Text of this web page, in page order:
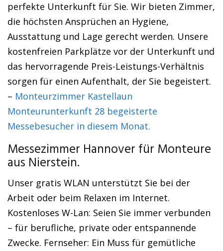
perfekte Unterkunft für Sie. Wir bieten Zimmer,
die höchsten Ansprüchen an Hygiene,
Ausstattung und Lage gerecht werden. Unsere
kostenfreien Parkplätze vor der Unterkunft und
das hervorragende Preis-Leistungs-Verhältnis
sorgen für einen Aufenthalt, der Sie begeistert.
– Monteurzimmer Kastellaun
Monteurunterkunft 28 begeisterte
Messebesucher in diesem Monat.
Messezimmer Hannover für Monteure
aus Nierstein.
Unser gratis WLAN unterstützt Sie bei der
Arbeit oder beim Relaxen im Internet.
Kostenloses W-Lan: Seien Sie immer verbunden
– für berufliche, private oder entspannende
Zwecke. Fernseher: Ein Muss für gemütliche